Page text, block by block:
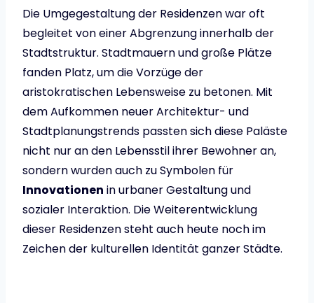
Die Umgegestaltung der Residenzen war oft
begleitet von einer Abgrenzung innerhalb der
Stadtstruktur. Stadtmauern und große Plätze
fanden Platz, um die Vorzüge der
aristokratischen Lebensweise zu betonen. Mit
dem Aufkommen neuer Architektur- und
Stadtplanungstrends passten sich diese Paläste
nicht nur an den Lebensstil ihrer Bewohner an,
sondern wurden auch zu Symbolen für
Innovationen in urbaner Gestaltung und
sozialer Interaktion. Die Weiterentwicklung
dieser Residenzen steht auch heute noch im
Zeichen der kulturellen Identität ganzer Städte.